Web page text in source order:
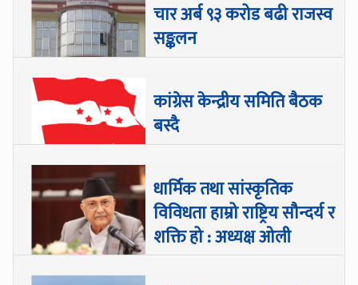
चार अर्ब ९३ करोड बढी राजस्व
सङ्कलन
कांग्रेस केन्द्रीय समिति बैठक
बस्दै
धार्मिक तथा सांस्कृतिक
विविधता हाम्रो राष्ट्रिय सौन्दर्य र
शक्ति हो : अध्यक्ष ओली